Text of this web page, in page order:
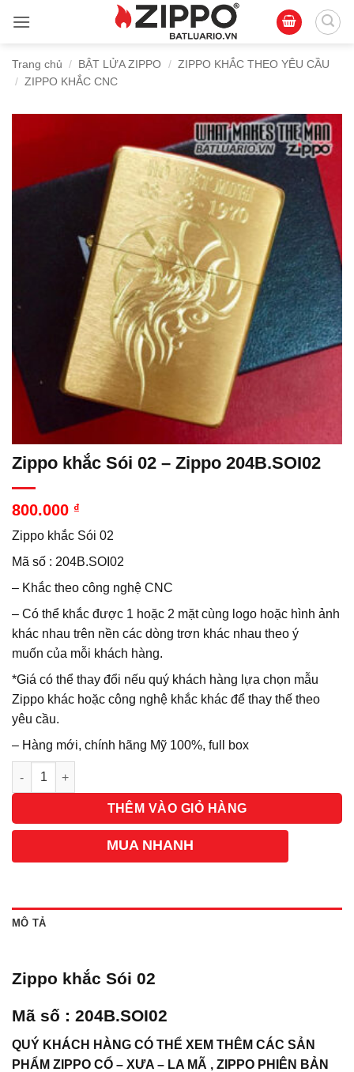
qua
dungTrang chủ / BẬT LỬA ZIPPO / ZIPPO KHẮC THEO YÊU CẦU
/ ZIPPO KHẮC CNC
Zippo khắc Sói 02 – Zippo 204B.SOI02
800.000 ₫
Zippo khắc Sói 02
Mã số : 204B.SOI02
– Khắc theo công nghệ CNC
– Có thể khắc được 1 hoặc 2 mặt cùng logo hoặc hình ảnh
khác nhau trên nền các dòng trơn khác nhau theo ý
muốn của mỗi khách hàng.
*Giá có thể thay đổi nếu quý khách hàng lựa chọn mẫu
Zippo khác hoặc công nghệ khắc khác để thay thế theo
yêu cầu.
– Hàng mới, chính hãng Mỹ 100%, full box
Số lượng
THÊM VÀO GIỎ HÀNG
MUA NHANH
MÔ TẢ
Zippo khắc Sói 02
Mã số : 204B.SOI02
QUÝ KHÁCH HÀNG CÓ THỂ XEM THÊM CÁC SẢN
PHẨM ZIPPO CỔ – XƯA – LA MÃ , ZIPPO PHIÊN BẢN